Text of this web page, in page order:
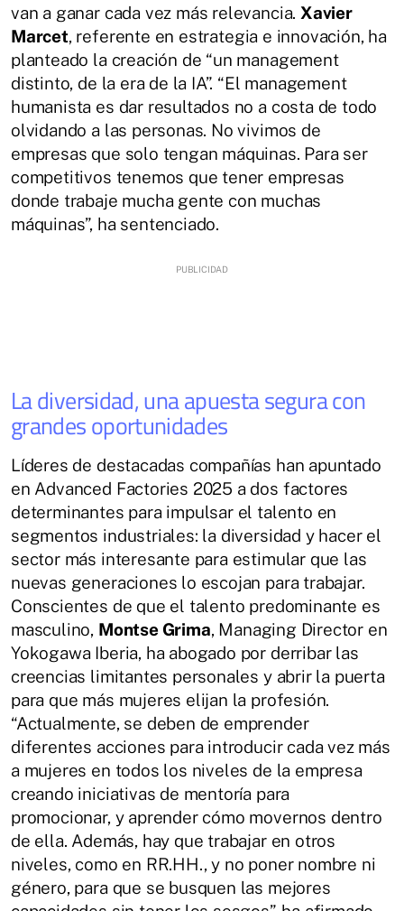
van a ganar cada vez más relevancia. Xavier
Marcet, referente en estrategia e innovación, ha
planteado la creación de “un management
distinto, de la era de la IA”. “El management
humanista es dar resultados no a costa de todo
olvidando a las personas. No vivimos de
empresas que solo tengan máquinas. Para ser
competitivos tenemos que tener empresas
donde trabaje mucha gente con muchas
máquinas”, ha sentenciado.
La diversidad, una apuesta segura con
grandes oportunidades
Líderes de destacadas compañías han apuntado
en Advanced Factories 2025 a dos factores
determinantes para impulsar el talento en
segmentos industriales: la diversidad y hacer el
sector más interesante para estimular que las
nuevas generaciones lo escojan para trabajar.
Conscientes de que el talento predominante es
masculino, Montse Grima, Managing Director en
Yokogawa Iberia, ha abogado por derribar las
creencias limitantes personales y abrir la puerta
para que más mujeres elijan la profesión.
“Actualmente, se deben de emprender
diferentes acciones para introducir cada vez más
a mujeres en todos los niveles de la empresa
creando iniciativas de mentoría para
promocionar, y aprender cómo movernos dentro
de ella. Además, hay que trabajar en otros
niveles, como en RR.HH., y no poner nombre ni
género, para que se busquen las mejores